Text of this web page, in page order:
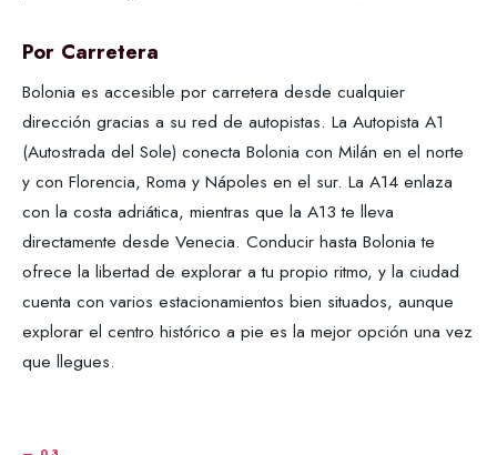
Por Carretera
Bolonia es accesible por carretera desde cualquier
dirección gracias a su red de autopistas. La Autopista A1
(Autostrada del Sole) conecta Bolonia con Milán en el norte
y con Florencia, Roma y Nápoles en el sur. La A14 enlaza
con la costa adriática, mientras que la A13 te lleva
directamente desde Venecia. Conducir hasta Bolonia te
ofrece la libertad de explorar a tu propio ritmo, y la ciudad
cuenta con varios estacionamientos bien situados, aunque
explorar el centro histórico a pie es la mejor opción una vez
que llegues.